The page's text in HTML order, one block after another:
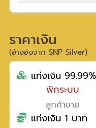
ราคาเงิน
(อ้างอิงจาก SNP Silver)
แท่งเงิน
พักระบบ
ลูกค้าขาย
แท่งเงิน 1 บาท